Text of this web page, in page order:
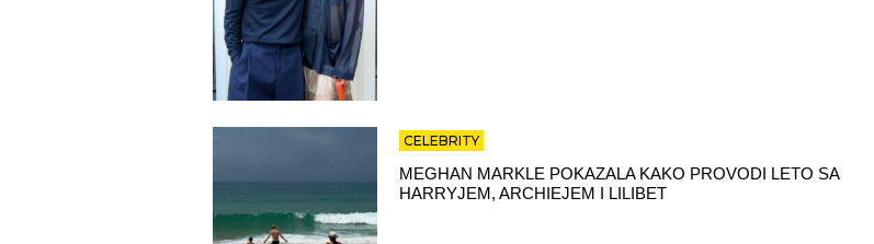
CELEBRITY
MEGHAN MARKLE POKAZALA KAKO PROVODI LETO SA
HARRYJEM, ARCHIEJEM I LILIBET